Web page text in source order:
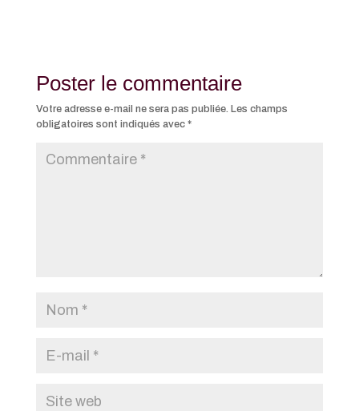
Poster le commentaire
Votre adresse e-mail ne sera pas publiée. Les champs
obligatoires sont indiqués avec *